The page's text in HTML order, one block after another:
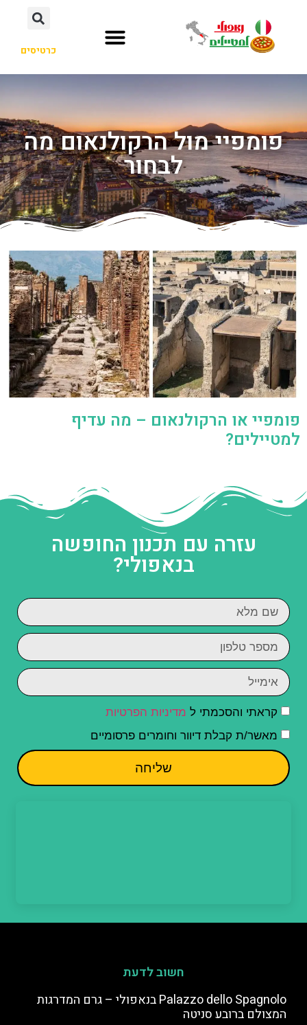
כרטיסים
פומפיי מול הרקולנאום מה
לבחור
פומפיי או הרקולנאום – מה עדיף
למטיילים?
עזרה עם תכנון החופשה
בנאפולי?
קראתי והסכמתי ל מדיניות הפרטיות
מאשר/ת קבלת דיוור וחומרים פרסומיים
שליחה
חשוב לדעת
Palazzo dello Spagnolo בנאפולי – גרם המדרגות
המצולם ברובע סניטה